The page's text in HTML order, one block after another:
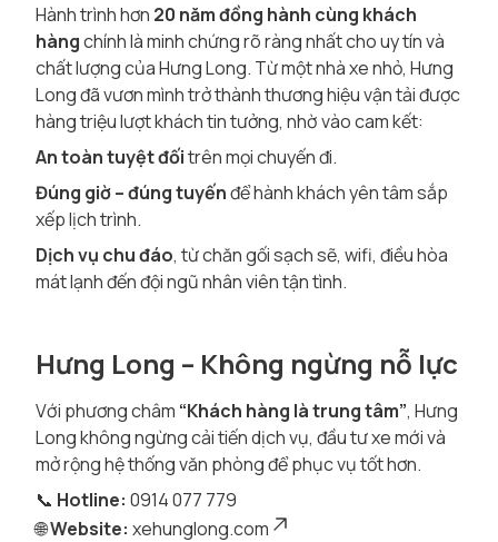
Hành trình hơn 20 năm đồng hành cùng khách
hàngchính là minh chứng rõ ràng nhất cho uy tín và
chất lượng của Hưng Long. Từ một nhà xe nhỏ, Hưng
Long đã vươn mình trở thành thương hiệu vận tải được
hàng triệu lượt khách tin tưởng, nhờ vào cam kết:
An toàn tuyệt đốitrên mọi chuyến đi.
Đúng giờ – đúng tuyếnđể hành khách yên tâm sắp
xếp lịch trình.
Dịch vụ chu đáo, từ chăn gối sạch sẽ, wifi, điều hòa
mát lạnh đến đội ngũ nhân viên tận tình.
Hưng Long – Không ngừng nỗ lực
Với phương châm “Khách hàng là trung tâm”, Hưng
Long không ngừng cải tiến dịch vụ, đầu tư xe mới và
mở rộng hệ thống văn phòng để phục vụ tốt hơn.
📞 Hotline: 0914 077 779
🌐Website: xehunglong.com